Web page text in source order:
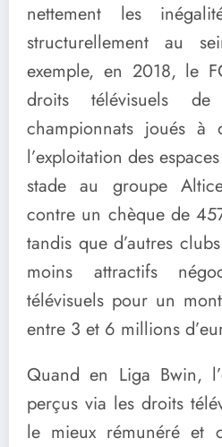
nettement les
structurellement au
exemple, en 2018, le
droits télévisuels
championnats joués à
l’exploitation des
stade au groupe
contre un chèque de
tandis que d’autres
moins attractifs
télévisuels pour un
entre 3 et 6 millions
Quand en Liga Bwin,
perçus via les droits
le mieux rémunéré et